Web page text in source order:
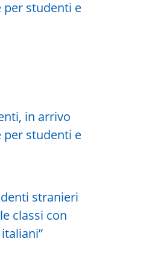
in arrivo
per studenti e